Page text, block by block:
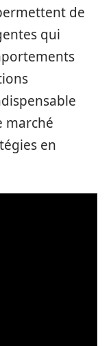
de
qui
marché
en